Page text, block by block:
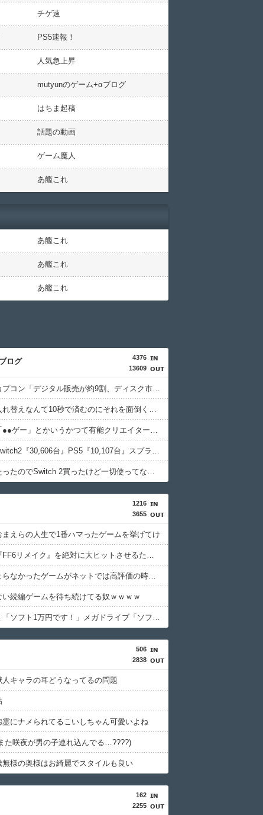
チゲ速
PS5速報！
人気急上昇
mutyunのゲーム+αブログ
はちま起稿
話題の動画
ゲーム魔人
あ艦これ
あ艦これ
あ艦これ
あ艦これ
4376
13609
ログ
【朗報】カプコン「デジタル販売が約9割、ディスク市場縮小の大きな影響は想定していない」
ソフトの入れ替えなんて10秒で済むのにそれを面倒くさいとかDL版選ぶ理由だわとかなんなんアホなのか
【衰退】「●●ゲー」とかいうかつて有能クリエイターを続々と輩出した謎の界隈wwwww
【週販】Switch2『30,606台』PS5『10,107台』スプラトゥーン レイダース「73,542本」
抽選に当たったのでSwitch 2買ったけど一切使ってない。ワイだけ？
1216
3655
まえらの人生で1番ハマったゲームを挙げてけ
【命題】『FF6リメイク』を絶対に大ヒットさせるために、付け加えるべき要素
自分はつまらなかったゲームがネットでは高評価の時←めちゃくちゃムカつくよな
続編ゲームを待ち続けてる奴ｗｗｗｗ
スーファミ「ソフト1万円です！」メガドライブ「ソフト6000円です！」←これでメガドラが負けた理由
506
2838
人キャラの耳どうなってるの問題
霊にナメられてるこいしちゃん可愛いよね
た咲夜が男の子連れ込んでる…????)
無様の奥様はお綺麗でスタイルも良い
162
2255